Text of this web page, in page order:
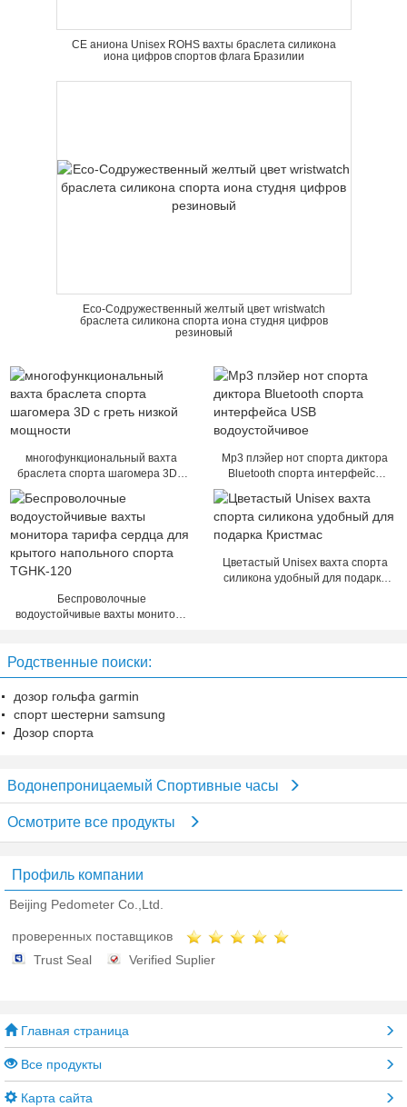
CE аниона Unisex ROHS вахты браслета силикона
иона цифров спортов флага Бразилии
Eco-Содружественный желтый цвет wristwatch
браслета силикона спорта иона студня цифров
резиновый
многофункциональный вахта
браслета спорта шагомера 3D с
Mp3 плэйер нот спорта диктора
Bluetooth спорта интерфейса
Беспроволочные
водоустойчивые вахты монитора
Цветастый Unisex вахта спорта
силикона удобный для подарка
Родственные поиски:
дозор гольфа garmin
спорт шестерни samsung
Дозор спорта
Водонепроницаемый Спортивные часы
Осмотрите все продукты
Профиль компании
Beijing Pedometer Co.,Ltd.
проверенных поставщиков
Trust Seal
Verified Suplier
Главная страница
Все продукты
Карта сайта